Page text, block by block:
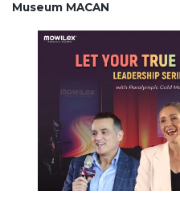
Museum MACAN